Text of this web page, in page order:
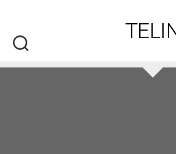
content